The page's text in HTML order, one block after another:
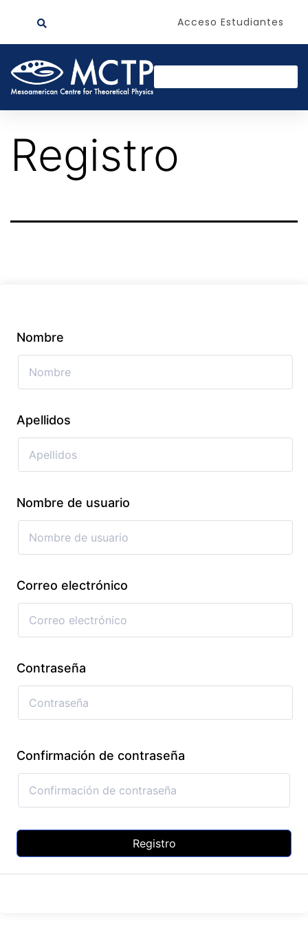
Acceso Estudiantes
Registro
Nombre
Apellidos
Nombre de usuario
Correo electrónico
Contraseña
Confirmación de contraseña
Registro